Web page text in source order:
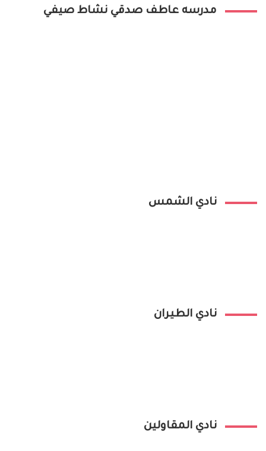
مدرسه عاطف صدقي نشاط صيفي
نادي الشمس
نادي الطيران
نادي المقاولين